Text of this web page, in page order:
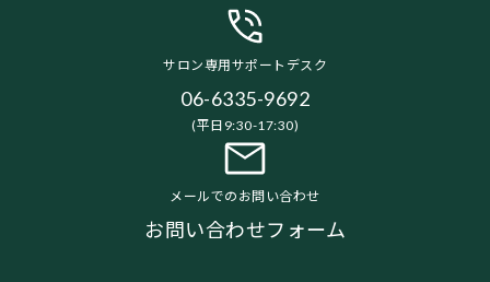
サロン専用サポートデスク
06-6335-9692
(平日9:30-17:30)
メールでのお問い合わせ
お問い合わせフォーム